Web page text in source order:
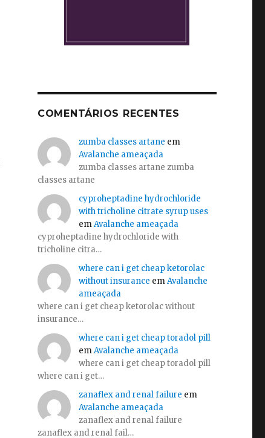
COMENTÁRIOS RECENTES
zumba classes artane em
Avalanche ameaçada
zumba classes artane zumba
classes artane
cyproheptadine hydrochloride
with tricholine citrate syrup uses
emAvalanche ameaçada
cyproheptadine hydrochloride with
tricholine citra…
where can i get cheap ketorolac
without insurance emAvalanche
ameaçada
where can i get cheap ketorolac without
insurance…
where can i get cheap toradol pill
emAvalanche ameaçada
where can i get cheap toradol pill
where can i get…
zanaflex and renal failure em
Avalanche ameaçada
zanaflex and renal failure
zanaflex and renal fail…